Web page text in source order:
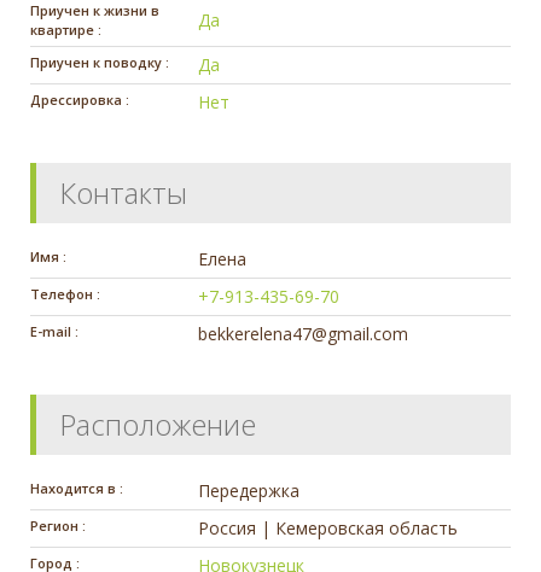
Приучен к жизни в
квартире :
Да
Приучен к поводку : Да
Дрессировка : Нет
Контакты
Имя : Елена
Телефон : +7-913-435-69-70
E-mail : bekkerelena47@gmail.com
Расположение
Находится в : Передержка
Регион : Россия | Кемеровская область
Город : Новокузнецк